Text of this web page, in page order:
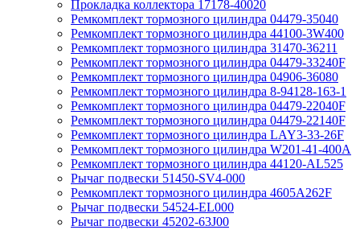
Прокладка коллектора 17178-40020
Ремкомплект тормозного цилиндра 04479-35040
Ремкомплект тормозного цилиндра 44100-3W400
Ремкомплект тормозного цилиндра 31470-36211
Ремкомплект тормозного цилиндра 04479-33240F
Ремкомплект тормозного цилиндра 04906-36080
Ремкомплект тормозного цилиндра 8-94128-163-1
Ремкомплект тормозного цилиндра 04479-22040F
Ремкомплект тормозного цилиндра 04479-22140F
Ремкомплект тормозного цилиндра LAY3-33-26F
Ремкомплект тормозного цилиндра W201-41-400A
Ремкомплект тормозного цилиндра 44120-AL525
Рычаг подвески 51450-SV4-000
Ремкомплект тормозного цилиндра 4605A262F
Рычаг подвески 54524-EL000
Рычаг подвески 45202-63J00